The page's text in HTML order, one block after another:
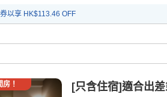
以享 HK$113.46 OFF
！
[只含住宿]適合出